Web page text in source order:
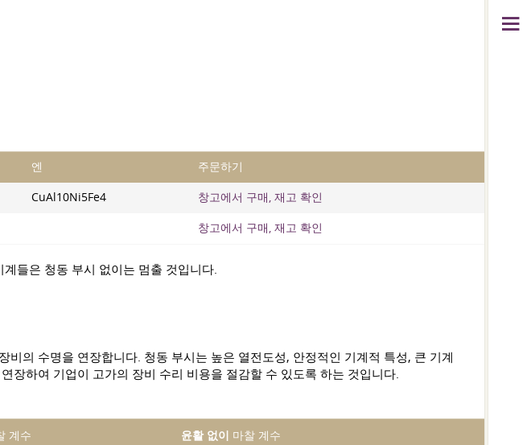
엔 주문하기
CuAl10Ni5Fe4 창고에서 구매, 재고 확인
창고에서 구매, 재고 확인
들은 청동 부시 없이는 멈출 것입니다.
의 수명을 연장합니다. 청동 부시는 높은 열전도성, 안정적인 기계적 특성, 큰 기계
장하여 기업이 고가의 장비 수리 비용을 절감할 수 있도록 하는 것입니다.
계수 윤활 없이 마찰 계수